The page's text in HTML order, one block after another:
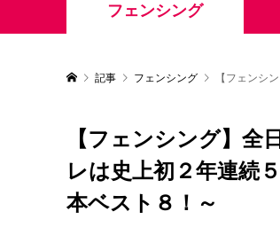
フェンシング
記事 フェンシング 【フェンシ
【フェンシング】
レは史上初２年連続
本ベスト８！～